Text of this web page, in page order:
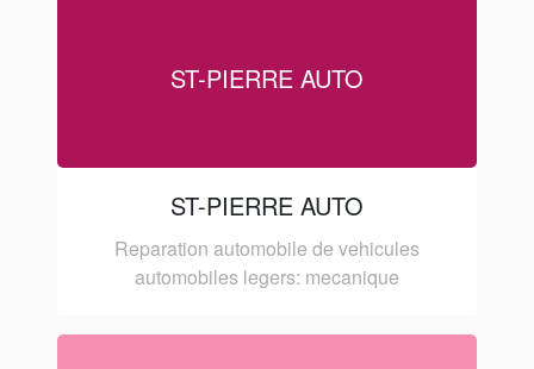
ST-PIERRE AUTO
ST-PIERRE AUTO
Reparation automobile de vehicules
automobiles legers: mecanique